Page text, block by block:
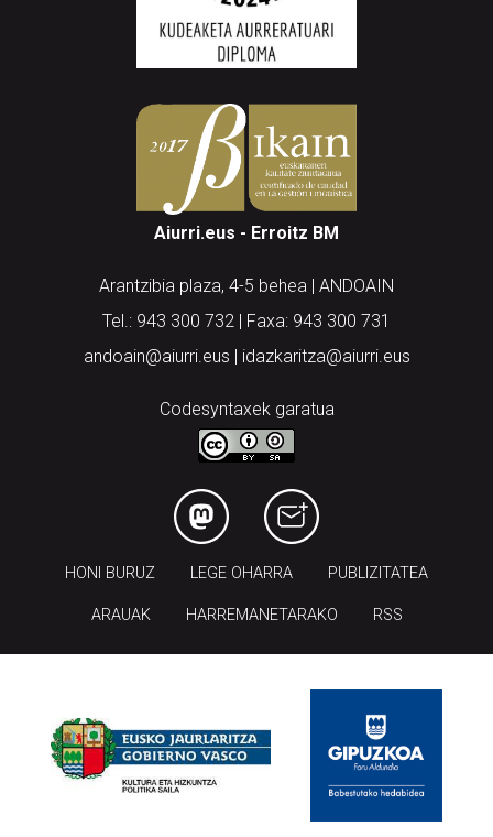
Aiurri.eus - Erroitz BM
Arantzibia plaza, 4-5 behea | ANDOAIN
Tel.: 943 300 732 | Faxa: 943 300 731
andoain@aiurri.eus | idazkaritza@aiurri.eus
Codesyntaxek garatua
HONI BURUZ LEGE OHARRA PUBLIZITATEA
ARAUAK HARREMANETARAKO RSS